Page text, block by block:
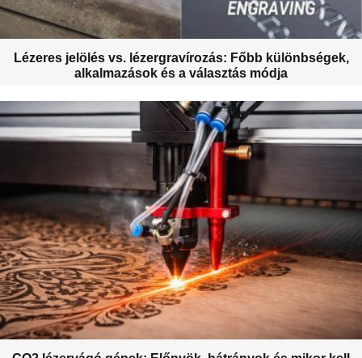
Lézeres jelölés vs. lézergravírozás: Főbb különbségek,
alkalmazások és a választás módja